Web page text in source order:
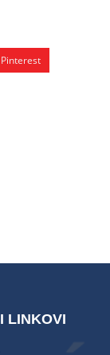
Pinterest
LINKOVI